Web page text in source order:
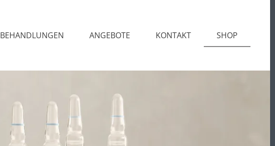
BEHANDLUNGEN ANGEBOTE KONTAKT SHOP